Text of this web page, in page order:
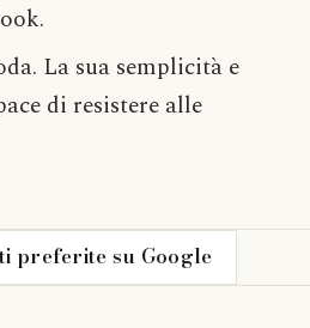
La sua semplicità e
di resistere alle
preferite su Google